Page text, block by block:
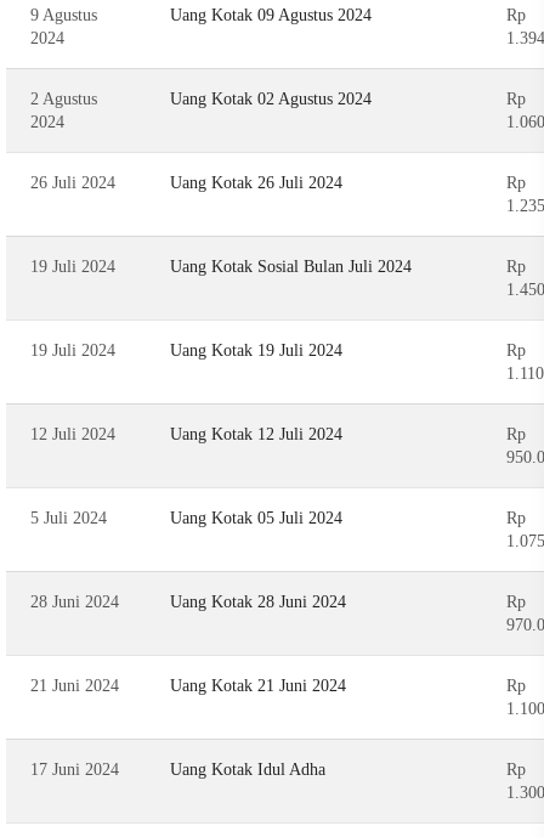
9 Agustus
2024
Uang Kotak 09 Agustus 2024
Rp
2 Agustus
2024
Uang Kotak 02 Agustus 2024
Rp
26 Juli 2024 Uang Kotak 26 Juli 2024
Rp
19 Juli 2024 Uang Kotak Sosial Bulan Juli 2024
Rp
19 Juli 2024 Uang Kotak 19 Juli 2024
Rp
12 Juli 2024 Uang Kotak 12 Juli 2024
Rp
5 Juli 2024 Uang Kotak 05 Juli 2024
Rp
28 Juni 2024 Uang Kotak 28 Juni 2024
Rp
21 Juni 2024 Uang Kotak 21 Juni 2024
Rp
17 Juni 2024 Uang Kotak Idul Adha
Rp